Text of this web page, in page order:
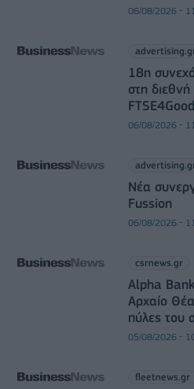
06/08/2026 -
18η
στη
FTSE4Good
06/08/2026 -
Νέα
Fussion
06/08/2026 -
csrnews.gr
Alpha
Αρχαίο
πύλες του
05/08/2026 -
fleetnews.gr